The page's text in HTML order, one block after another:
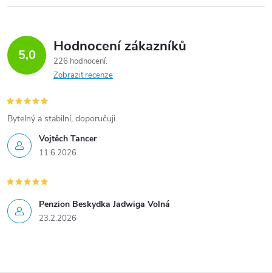
v
k
v
ý
p
i
s
5,0 Hodnocení zákazníků
226 hodnocení
Zobrazit recenze
Vojtěch Tancer
11.6.2026
Bytelný a stabilní, doporučuji.
Penzion Beskydka Jadwiga Volná
23.2.2026